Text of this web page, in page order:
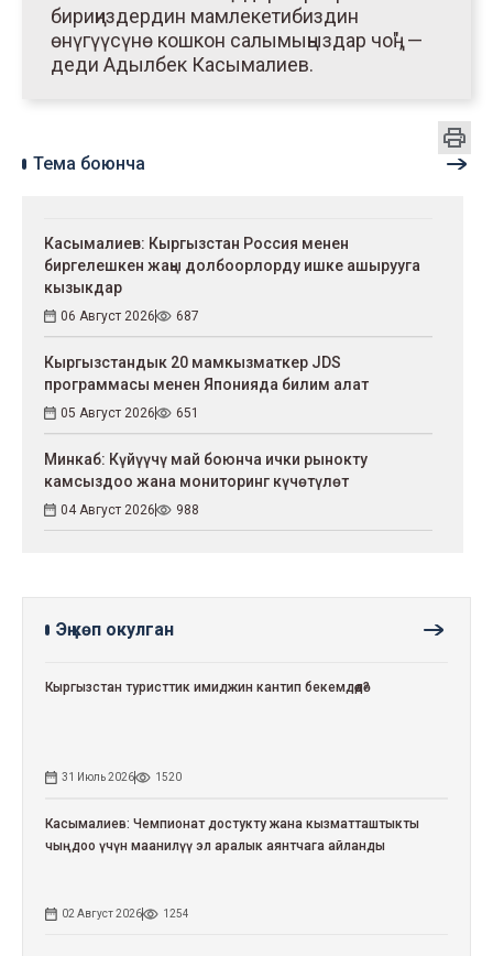
бириңиздердин мамлекетибиздин
өнүгүүсүнө кошкон салымыңыздар чоң", —
деди Адылбек Касымалиев.
Тема боюнча
Касымалиев: Кыргызстан Россия менен
биргелешкен жаңы долбоорлорду ишке ашырууга
кызыкдар
06 Август 2026 687
Кыргызстандык 20 мамкызматкер JDS
программасы менен Японияда билим алат
05 Август 2026 651
Минкаб: Күйүүчү май боюнча ички рынокту
камсыздоо жана мониторинг күчөтүлөт
04 Август 2026 988
Эң көп окулган
Кыргызстан туристтик имиджин кантип бекемдөөдө?
31 Июль 2026 1520
Касымалиев: Чемпионат достукту жана кызматташтыкты
чыңдоо үчүн маанилүү эл аралык аянтчага айланды
02 Август 2026 1254